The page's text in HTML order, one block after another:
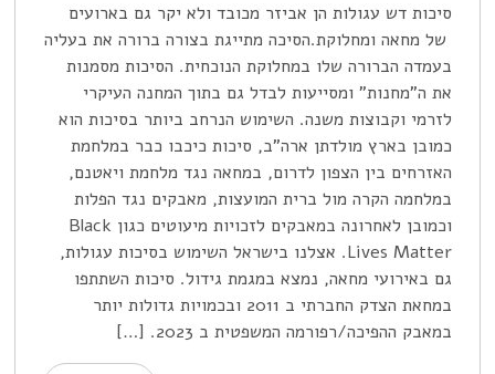
סיכות דש עגולות הן אביזר מכובד ולא יקר גם בארועים
של מחאה ומחלוקת.הסיכה מתייגת בצורה ברורה את בעליה
בעמדה הברורה שלו במחלוקת הנוכחית. הסיכות מסמנות
את ה"מחנות" ומסייעות לבדל גם בתוך המחנה העיקרי
לזרמי וקבוצות משנה. השימוש הנרחב ביותר בסיכות הוא
כמובן בארץ מולדתן ארה"ב, סיכות כיכבו כבר במלחמת
האזרחים בין הצפון לדרום, במחאה נגד מלחמת ויאטנם,
במלחמה הקרה מול ברית המועצות, מאבקים נגד הפלות
וכמובן לאחרונה במאבקים לזכויות מיעוטים כגון Black
Lives Matter. אצלנו בישראל השימוש בסיכות עגולות,
גם באירועי מחאה, נמצא במגמת גידול. סיכות השתתפו
במחאת הצדק החברתי ב 2011 ובכמויות גדולות יותר
במאבק ההפיכה/רפורמה המשפטית ב 2023. […]